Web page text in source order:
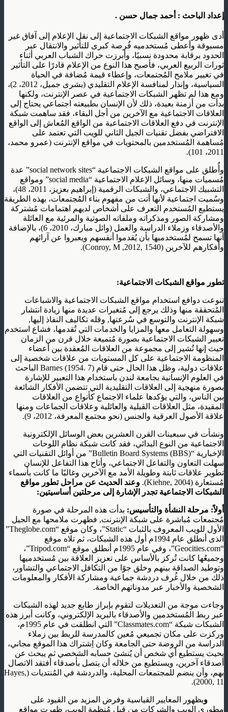
إعداد الباحث : أحمد جمال حسن .
أدى ظهور مواقع الشبكات الاجتماعية إلى نقل الإعلام إلى آفاق غير
مسبوقة وأعطى مُستخدميه فُرصة كبرى للتأثير والانتقال عبر
الحدود برقابة محدودة نسبيًا، وأبرزت حراك الشباب العربي أثناء
ثورات الربيع العربي، فأصبح هذا النوع من الإعلام قادرًا على التأثير
في تغيير ملامح المُجتمعات، وإعطاء قيمة مُضافة في الحياة
السياسية، وإنذار لمنافسة الإعلام التقليدي (بشرى جميل، 2012، 2)،
ومع هذا لم تظهر الشبكات الاجتماعية في عصر الإنترنت، ولكنها
بدأت من أزمنة بعيدة، ذلك لأن الإنسان بطبيعته اجتماعي يحتاج إلى
العلاقات الاجتماعية مع الآخرين من أجل البقاء، فقد ساهمت شبكة
الإنترنت في دفع العلاقات الاجتماعية من الواقع المُعاش إلى الواقع
الافتراضي بفضل تقنيات الجيل الثاني للويب التي تعتمد على
مُساهمة المُستخدمين بالمحتويات في مواقع الإنترنت (عمرو محمد،
2011، 101).
وأُطلق على مواقع الشبكات الاجتماعية “social network sites” عدة
مُسميات منها، وسائل الإعلام الاجتماعية “social media” ومواقع
التشبيك الاجتماعي، والشبكات الرقمية (إبراهيم بعزيز، 2011، 48)،
وسُميت اجتماعية لأنها أتت من مفهوم بناء المُجتمعات، بهذه الطريقة
يستطيع المُستخدم التعرف على أشخاص لديهم اهتمامات مُشتركة
ومشاركة الصور ومذكراته وملفاته الصوتية والمرئية مع العائلة
والأصدقاء وزملاء الدراسة والعمل (وائل مبارك، 2010، 6)، بالإضافة
أنها تسمح لمُستخدميها بأن يُقدموا أنفسهم ويعبروا عن آرائهم
وأفكارهم للآخرين (Conroy, M ,2012, 1540).
تطور مواقع الشبكات الاجتماعية:
تنوعت دوافع استخدام مواقع الشبكات الاجتماعية والاشباعات
المُتحققة منها وذلك يرجع إلى مُتغيرات عديدة منها زيادة انتشار
شبكة الإنترنت والتوسع في سُرعتها, وقله تكاليف النفاذ إليها,
وسهولة التعامل معها والمزايا والخدمات التي تُقدمها، فشاع استخدم
تعبير الشبكات الاجتماعية بصورة مُتميعة خلال قرن من الزمان
حيث إنها تُشير إلى مجموعة من العلاقات المُعقدة بين أعضاء
المنظومة الاجتماعية على كل المستويات من علاقات شخصية إلى
علاقات دولية، وظل هذا الحال حتى قام Barnes (1954. 7) الباحث
في العلوم الإنسانية بجامعة لندن باستخدام هذا التعبير للإشارة
بصورة منهجية إلى العلاقات التقليدية التي تتضمن الأفكار الشائعة
بين الناس، والتي يؤكدها علماء الاجتماع كأنواع من العلاقات
المقيدة، مثل العلاقات القبلية والعائلية وعلاقات الجماعات ومنها
علاقة الأصول العرقية والجنس (نحو مجتمع المعرفة، 2012، 9).
ونشأت في سبعينات القرن العشرين بعض الوسائل الإلكترونية
الاجتماعية من النوع البدائي، فقد كانت شبكة نظام اللوحات
الإخبارية “Bulletin Board Systems (BBS)” من أوائل التقنيات التي
سهلت التعاون والتفاعل الاجتماعي، وأتاح هذا التفاعل للإنسان
تطوير علاقات ثابتة وطويلة الأمد مع الآخرين وغالبًا ما كانت بأسماء
مُستعارة (Kiehne, 2004).
وعند الحديث عن مراحل تطور مواقع
الشبكات الاجتماعية تجدر الإشارة إلى مرحلتين أساسيتين:
أولاً: مرحلة النشأة والتأسيس: بدأت هذه المرحلة في صورة
مُجتمعات مُباشرة على شبكة الإنترنت, فظهرت ملامحها مع الجيل
الأول للويب المعروف بالثبات “Static”، وكان موقع “Theglobe.com”
الذى أنطلق عام 1994م أول هذه الشبكات، ثم تلاه موقع
“Geocities.com”، وفي عام 1995م أنطلق موقع “Tripod.com”،
وجميعُها كانت تُركز بالأساس على تعزيز العلاقة بين مُستخدميها
وتوطيد الصداقة بينهم وخلق جوًا من التكافل الاجتماعي والتشاور،
ذلك من خلال غُرف دردشة جماعية ومشاركة الأفكار والمعلومات
الشخصية والأخبار عبر مدوناتهم الخاصة.
وجاءت موجة من التعديلات لتقوم بإبراز طابع جديد لهذه الشبكات
عبر ربط المُستخدمين والأصدقاء بالبريد الإلكتروني، وكانت أبرز هذه
الشبكات شبكة “Classmates.com” التي انطلقت في عام 1995م،
وركزت على مكان تجميعي مُعين كالمدرسة للربط بين زملاء
الدراسة من الروضة حتى الجامعة وكان اِشتراك هذا الموقع مجاني،
بحيث يستطيع أي شخص أن يُنشئ حسابه الشخصي ثم يبحث عن
أصدقاء آخرين، ويستطيع من خلاله أن يتصل بأصدقاء أفتقد الاتصال
بهم، وأن ينضم للمجتمعات المحلية، والدردشة في المُنتديات (Hayes,
2000, 11).
وبظهور المعايير القياسية وفرض المزيد من القيود على
مطوري الويب والشركات من قبل مُنظمة الويب، ظهرت مواقع